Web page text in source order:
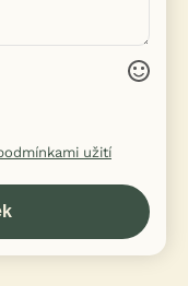
užití